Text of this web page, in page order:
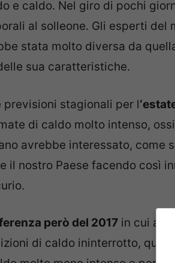
e caldo. Nel giro di pochi
al solleone. Gli esperti del
stata molto diversa da
sua caratteristiche.
previsioni stagionali per l
di caldo molto intenso,
avrebbe interessato, come
il nostro Paese facendo così
però del 2017 in cui alle
di caldo ininterrotto,